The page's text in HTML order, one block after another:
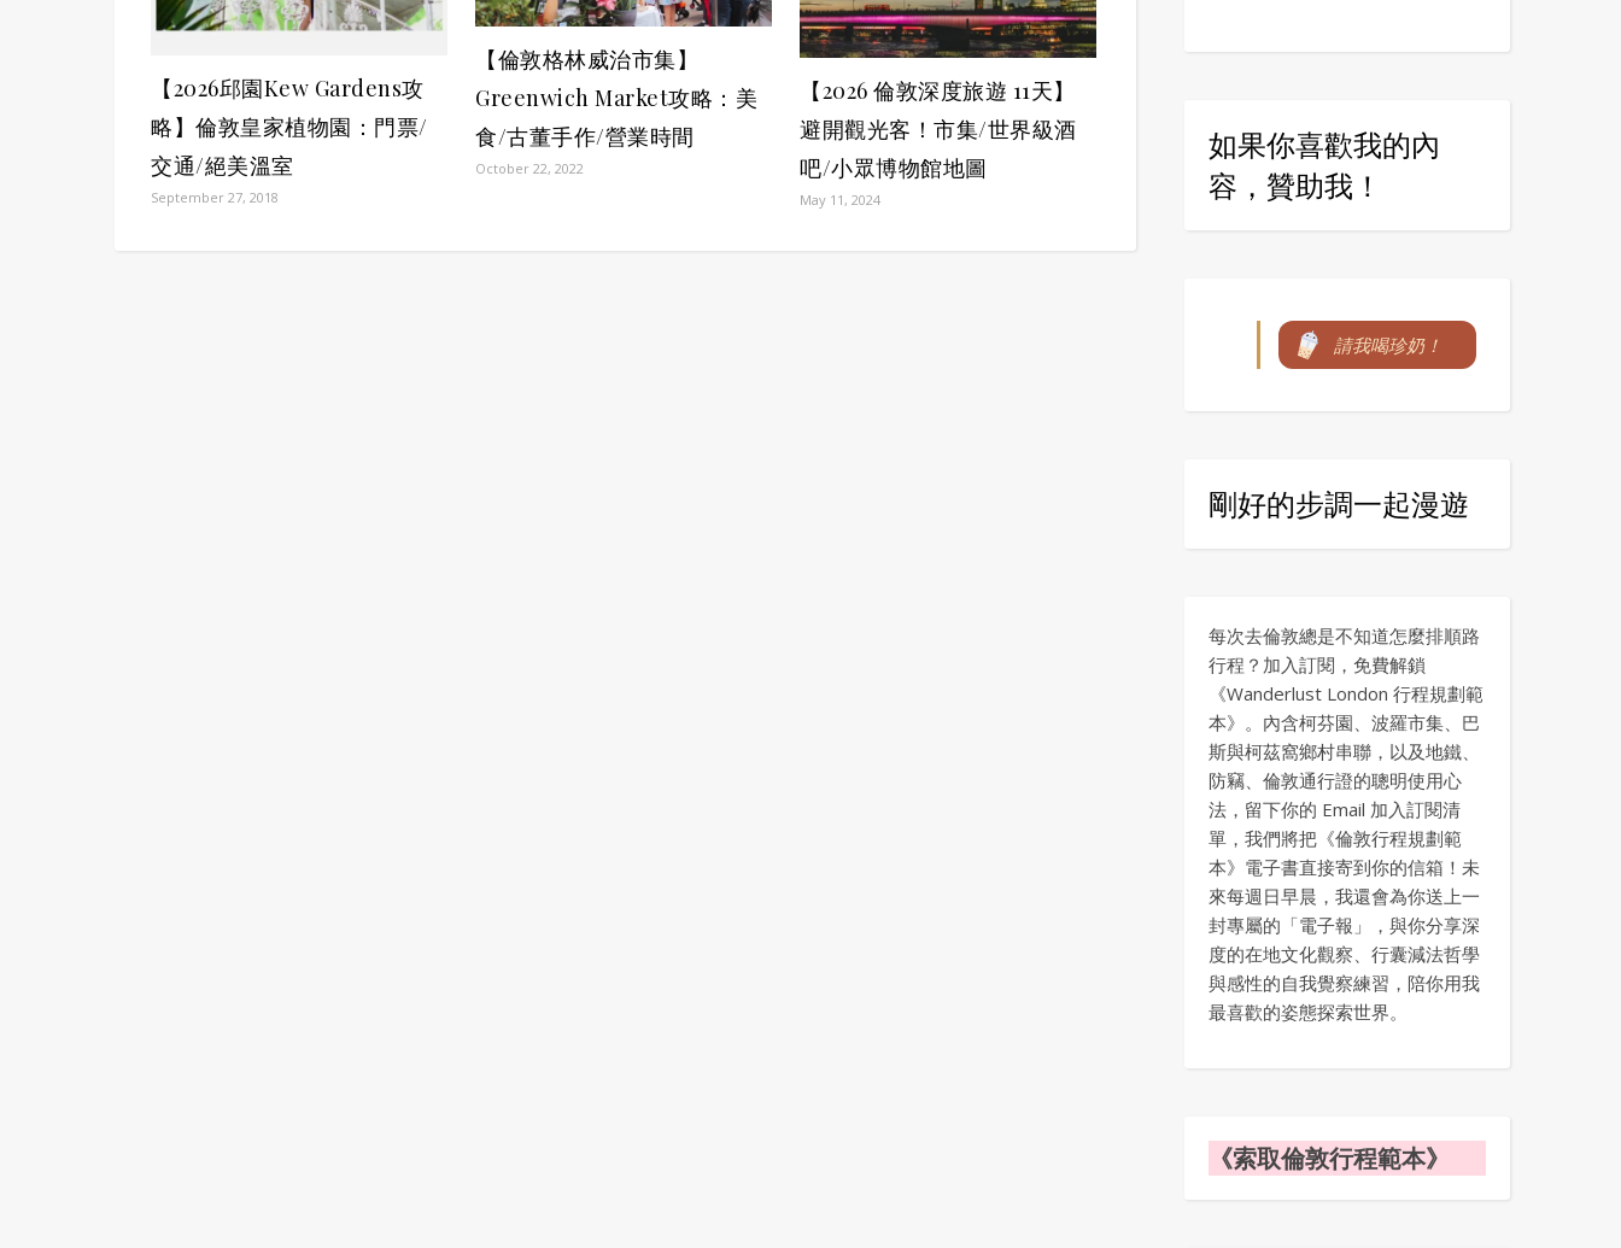
【2026邱園Kew Gardens攻
略】倫敦皇家植物園：門票/
交通/絕美溫室
September 27, 2018
【倫敦格林威治市集】
Greenwich Market攻略：美
食/古董手作/營業時間
October 22, 2022
【2026 倫敦深度旅遊 11天】
避開觀光客！市集/世界級酒
吧/小眾博物館地圖
May 11, 2024
如果你喜歡我的內
容，贊助我！
請我喝珍奶！
剛好的步調一起漫遊
每次去倫敦總是不知道怎麼排順路
行程？加入訂閱，免費解鎖
《Wanderlust London 行程規劃範
本》。內含柯芬園、波羅市集、巴
斯與柯茲窩鄉村串聯，以及地鐵、
防竊、倫敦通行證的聰明使用心
法，留下你的 Email 加入訂閱清
單，我們將把《倫敦行程規劃範
本》電子書直接寄到你的信箱！未
來每週日早晨，我還會為你送上一
封專屬的「電子報」，與你分享深
度的在地文化觀察、行囊減法哲學
與感性的自我覺察練習，陪你用我
最喜歡的姿態探索世界。
《索取倫敦行程範本》